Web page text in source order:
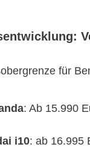
für
: Ab 15.990
i10: ab 16.995